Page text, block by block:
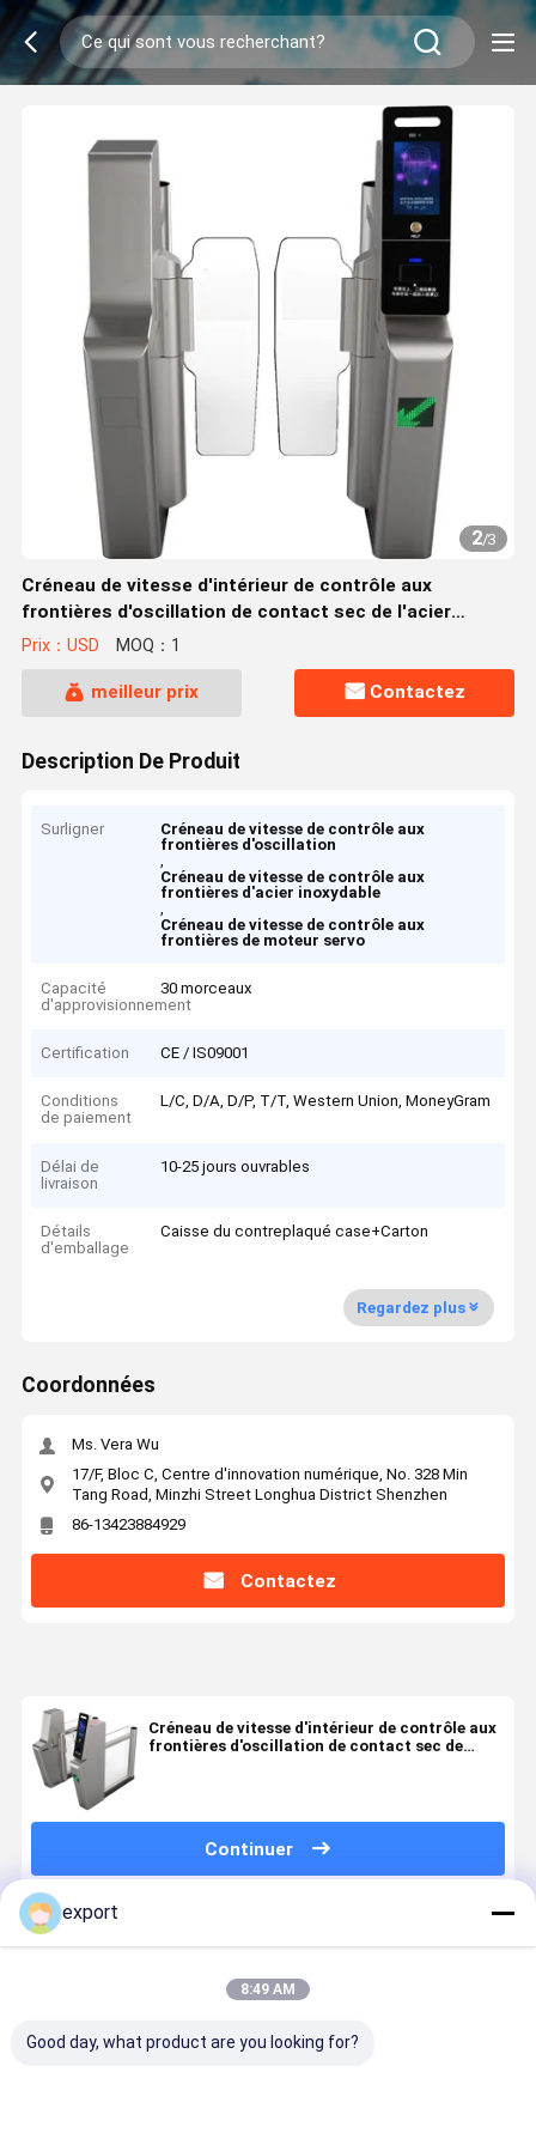
2/3
Créneau de vitesse d'intérieur de contrôle aux
frontières d'oscillation de contact sec de l'acier
inoxydable 304 avec le moteur servo
Prix：USD MOQ：1
meilleur prix Contactez
Description De Produit
Surligner
Créneau de vitesse de contrôle aux
frontières d'oscillation
,
Créneau de vitesse de contrôle aux
frontières d'acier inoxydable
,
Créneau de vitesse de contrôle aux
frontières de moteur servo
Capacité
d'approvisionnement
30 morceaux
Certification CE / IS09001
Conditions
de paiement
L/C, D/A, D/P, T/T, Western Union, MoneyGram
Délai de
livraison
10-25 jours ouvrables
Détails
d'emballage
Caisse du contreplaqué case+Carton
Regardez plus
Coordonnées
Ms. Vera Wu
17/F, Bloc C, Centre d'innovation numérique, No. 328 Min
Tang Road, Minzhi Street Longhua District Shenzhen
86-13423884929
Contactez
Créneau de vitesse d'intérieur de contrôle aux
frontières d'oscillation de contact sec de
Continuer
Produits Recommandés
export
8:49 AM
Good day, what product are you looking for?